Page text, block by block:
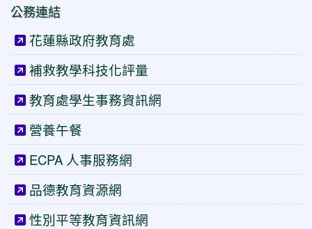
公務連結
花蓮縣政府教育處
補救教學科技化評量
教育處學生事務資訊網
營養午餐
ECPA 人事服務網
品德教育資源網
性別平等教育資訊網